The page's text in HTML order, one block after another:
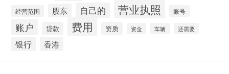
经营范围 股东 自己的 营业执照 账号
账户 贷款 费用 资质 资金 车辆 还需要
银行 香港